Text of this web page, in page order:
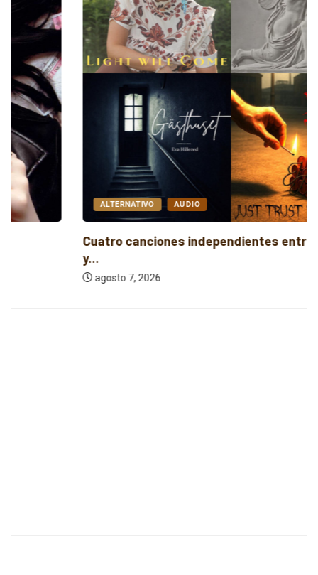
ALTERNATIVO AUDIO
Cuatro canciones independientes entre folk, rock
agosto 7, 2026